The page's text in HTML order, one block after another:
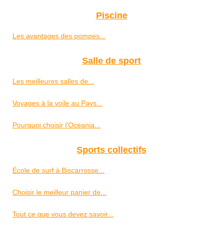
Piscine
Les avantages des pompes...
Salle de sport
Les meilleures salles de...
Voyages à la voile au Pays...
Pourquoi choisir l'Oceania...
Sports collectifs
École de surf à Biscarrosse...
Choisir le meilleur panier de...
Tout ce que vous devez savoir...